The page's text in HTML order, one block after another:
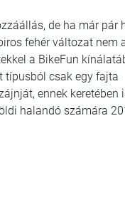
de ha már pár
fehér változat nem
a BikeFun
típusból csak egy fajta
ennek keretében
halandó számára